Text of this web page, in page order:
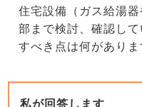
住宅設備（ガス給湯
部まで検討、確認し
すべき点は何がありま
私が回答します